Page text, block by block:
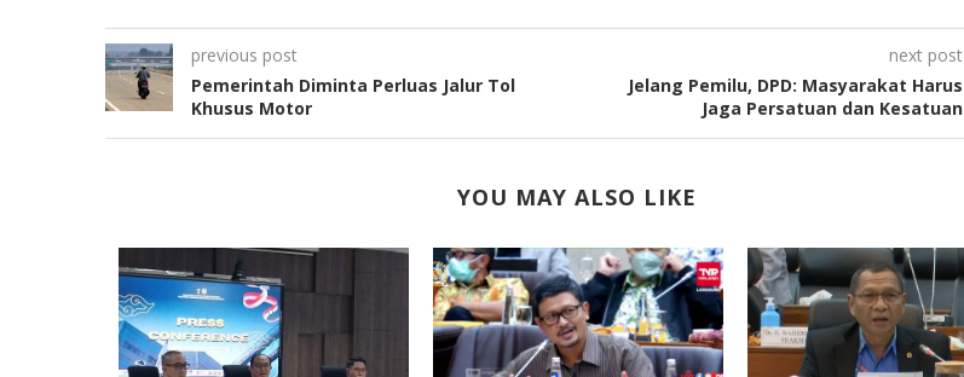
previous post
Pemerintah Diminta Perluas Jalur Tol
Khusus Motor
next post
Jelang Pemilu, DPD: Masyarakat Harus
Jaga Persatuan dan Kesatuan
YOU MAY ALSO LIKE